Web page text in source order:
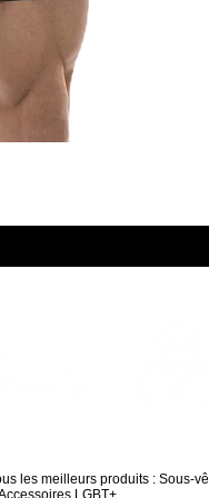
les meilleurs produits : Sous-